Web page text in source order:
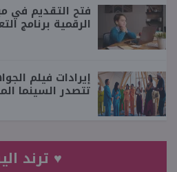
فتح التقديم في
الرقمية برنامج
إيرادات فيلم
تتصدر السينما
♥ ترند